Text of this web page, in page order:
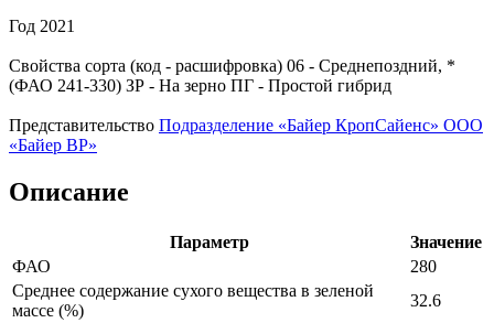
Год 2021
Свойства сорта (код - расшифровка) 06 - Среднепоздний, *
(ФАО 241-330) ЗР - На зерно ПГ - Простой гибрид
Представительство Подразделение «Байер КропСайенс» ООО
«Байер ВР»
Описание
Параметр
Значение
ФАО
280
Среднее содержание сухого вещества в зеленой
массе (%)
32.6